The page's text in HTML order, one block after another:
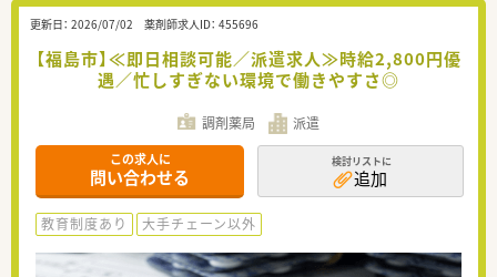
更新日： 2026/07/02 薬剤師求人ID： 455696
【福島市】≪即日相談可能／派遣求人≫時給2,800円優
遇／忙しすぎない環境で働きやすさ◎
調剤薬局 派遣
この求人に
問い合わせる
検討リストに
追加
教育制度あり 大手チェーン以外